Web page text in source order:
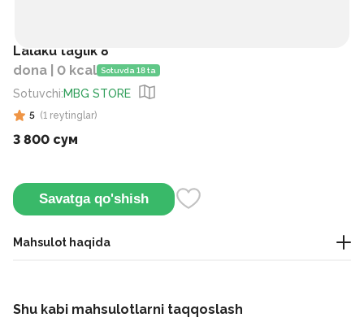
Lalaku taglik 8
dona | 0 kcal Sotuvda 18 ta
Sotuvchi:MBG STORE
5 (1 reytinglar)
3 800 сум
Savatga qo'shish
Mahsulot haqida
quruq va qulay saqlash uchun mo‘ljallangan.
Shu kabi mahsulotlarni taqqoslash